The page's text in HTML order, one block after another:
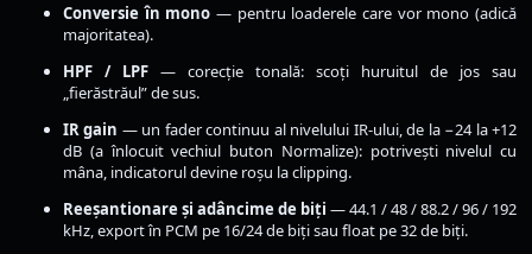
Conversie în mono — pentru loaderele care vor mono (adică
majoritatea).
HPF / LPF — corecție tonală: scoți huruitul de jos sau
„fierăstrăul” de sus.
IR gain — un fader continuu al nivelului IR-ului, de la −24 la +12
dB (a înlocuit vechiul buton Normalize): potrivești nivelul cu
mâna, indicatorul devine roșu la clipping.
Reeșantionare și adâncime de biți — 44.1 / 48 / 88.2 / 96 / 192
kHz, export în PCM pe 16/24 de biți sau float pe 32 de biți.